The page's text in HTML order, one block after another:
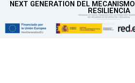
NEXT GENERATION DEL
RESILIENCIA